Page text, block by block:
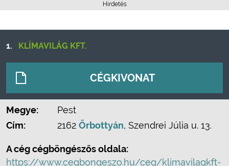
Hirdetés
1. KLÍMAVILÁG KFT.
CÉGKIVONAT
Megye:
Pest
Cím:
2162 Őrbottyán, Szendrei Júlia u. 13.
A cég cégböngészős oldala:
https://www.cegbongeszo.hu/ceg/klimavilagkft-